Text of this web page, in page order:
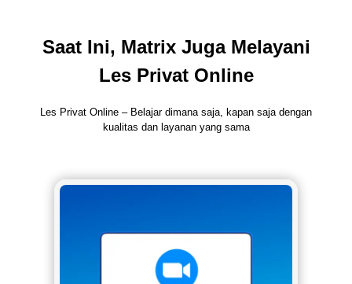
Saat Ini, Matrix Juga Melayani
Les Privat Online
Les Privat Online – Belajar dimana saja, kapan saja dengan
kualitas dan layanan yang sama